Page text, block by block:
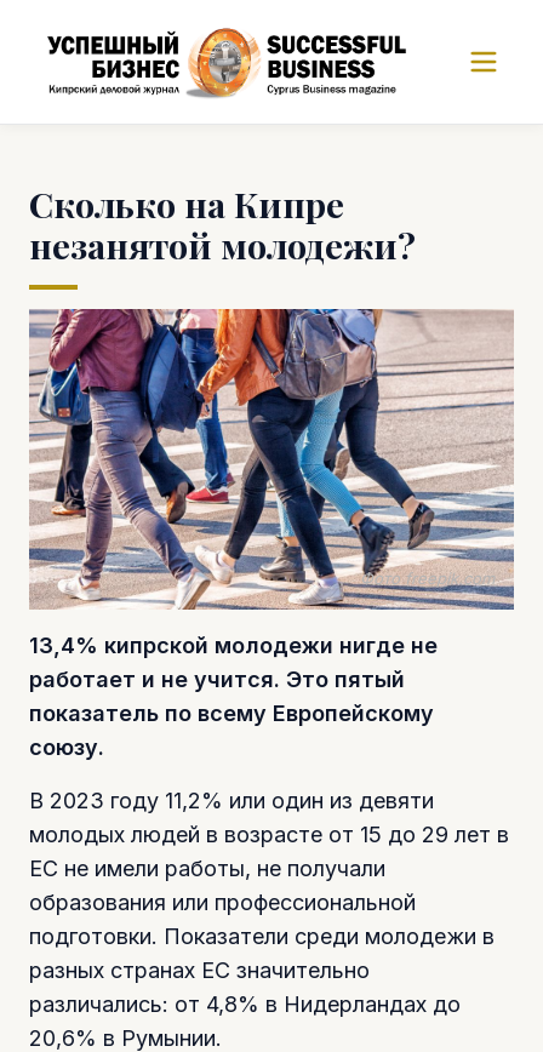
Сколько на Кипре
незанятой молодежи?
Фото freepik.com
13,4% кипрской молодежи нигде не
работает и не учится. Это пятый
показатель по всему Европейскому
союзу.
В 2023 году 11,2% или один из девяти
молодых людей в возрасте от 15 до 29 лет в
ЕС не имели работы, не получали
образования или профессиональной
подготовки. Показатели среди молодежи в
разных странах ЕС значительно
различались: от 4,8% в Нидерландах до
20,6% в Румынии.